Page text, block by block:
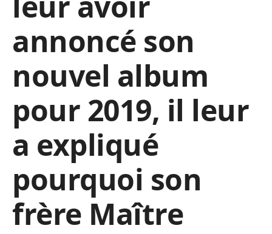
annoncé son
nouvel album
pour 2019, il leur
a expliqué
pourquoi son
frère Maître